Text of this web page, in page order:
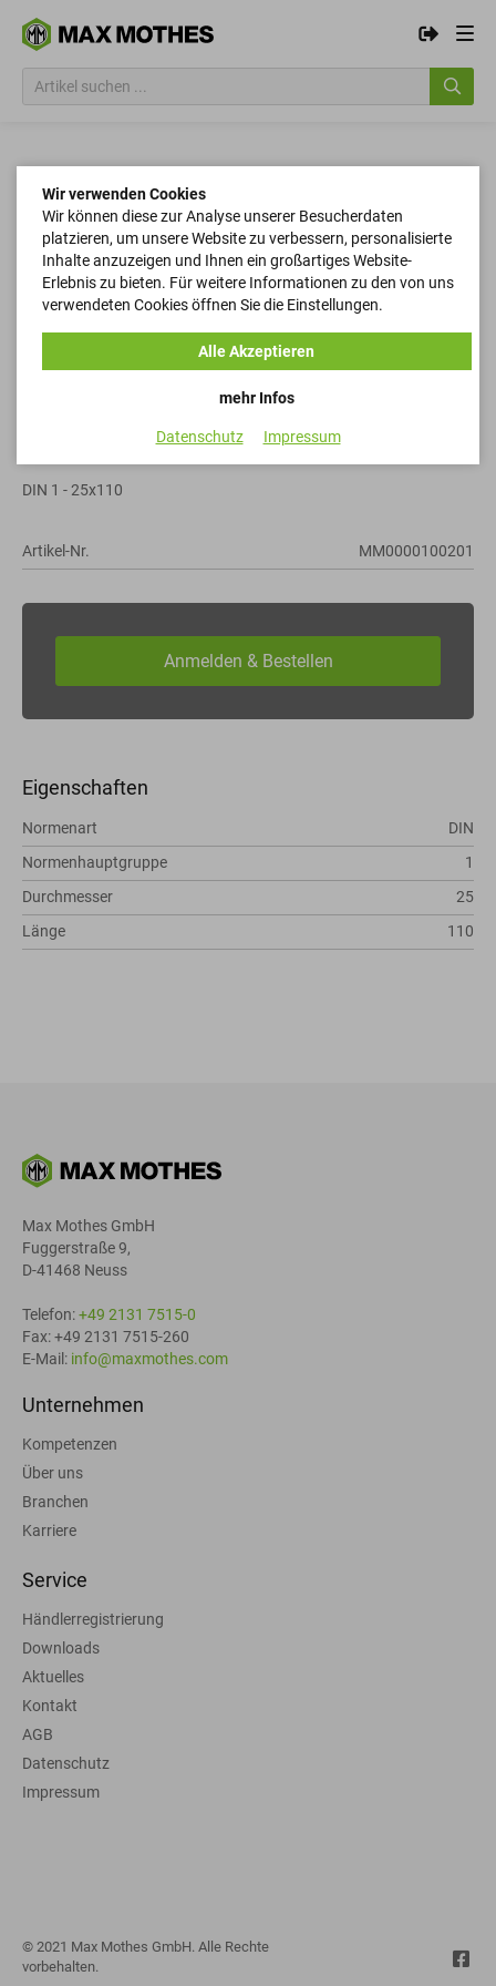
Kegelstifte
DIN 1 - 25x110
Artikel-Nr. MM0000100201
Eigenschaften
Normenart
DIN
Normenhauptgruppe
1
Durchmesser
25
Länge
110
Max Mothes GmbH
Fuggerstraße 9,
D-41468 Neuss
Telefon:+49 2131 7515-0
Fax: +49 2131 7515-260
E-Mail: info@maxmothes.com
Unternehmen
Kompetenzen
Über uns
Branchen
Karriere
Service
Händlerregistrierung
Downloads
Aktuelles
Kontakt
AGB
Datenschutz
Impressum
© 2021 Max Mothes GmbH. Alle Rechte
vorbehalten.
Wir verwenden Cookies
Wir können diese zur Analyse unserer Besucherdaten
platzieren, um unsere Website zu verbessern, personalisierte
Inhalte anzuzeigen und Ihnen ein großartiges Website-
Erlebnis zu bieten. Für weitere Informationen zu den von uns
verwendeten Cookies öffnen Sie die Einstellungen.
mehr Infos
Alle Akzeptieren
Datenschutz Impressum